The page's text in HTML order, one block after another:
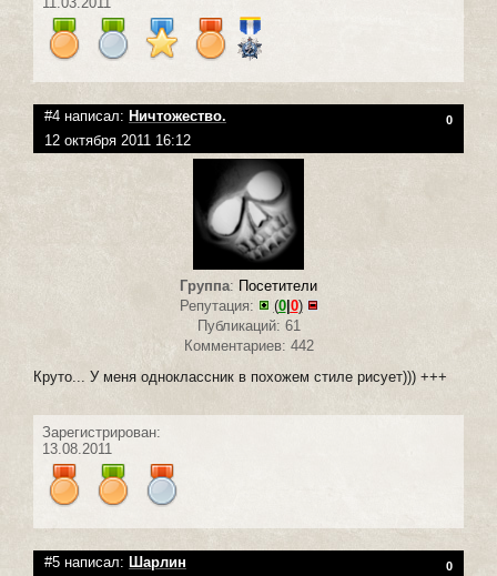
#4 написал: Ничтожество. 0
12 октября 2011 16:12
Группа: Посетители
Репутация:
(0| 0)
Публикаций: 61
Комментариев: 442
Круто... У меня одноклассник в похожем стиле рисует))) +++
Зарегистрирован:
13.08.2011
#5 написал: Шарлин 0